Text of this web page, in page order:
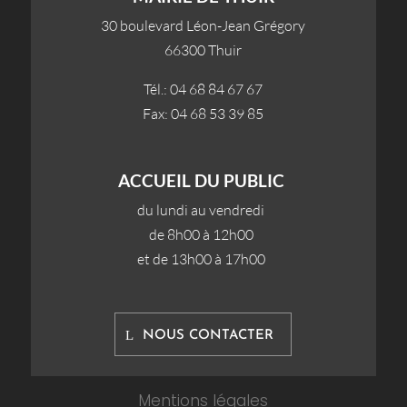
30 boulevard Léon-Jean Grégory
66300 Thuir
Tél.: 04 68 84 67 67
Fax: 04 68 53 39 85
ACCUEIL DU PUBLIC
du lundi au vendredi
de 8h00 à 12h00
et de 13h00 à 17h00
NOUS CONTACTER
Mentions légales